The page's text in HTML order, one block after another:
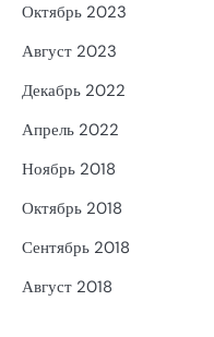
Октябрь 2023
Август 2023
Декабрь 2022
Апрель 2022
Ноябрь 2018
Октябрь 2018
Сентябрь 2018
Август 2018